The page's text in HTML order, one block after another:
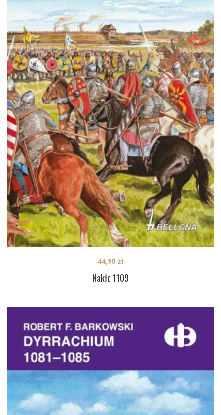
Nakło 1109
44,90 zł